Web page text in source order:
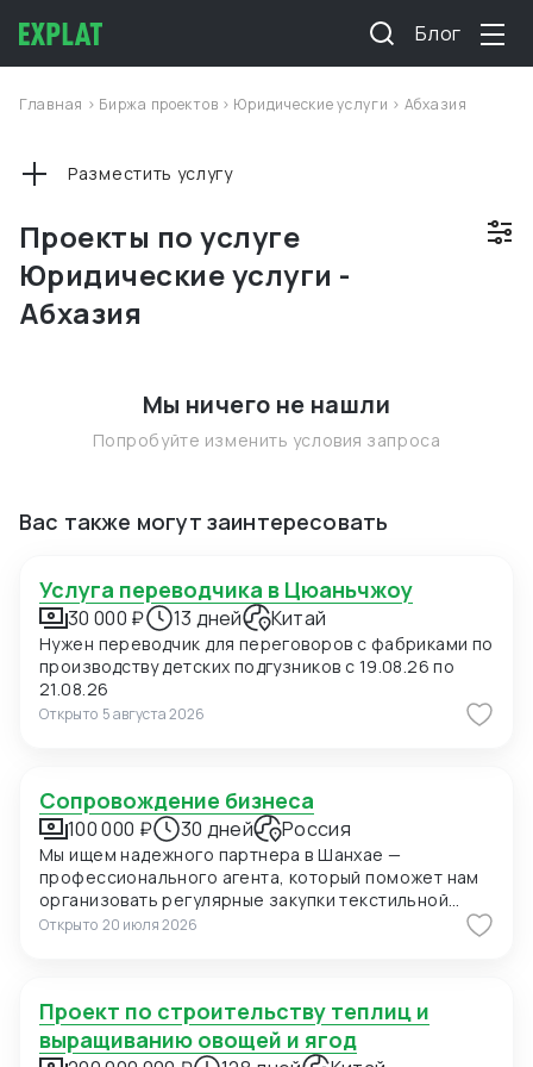
Блог
Главная > Биржа проектов > Юридические услуги > Абхазия
Проекты по услуге
Юридические услуги -
Абхазия
Разместить услугу
Мы ничего не нашли
Попробуйте изменить условия запроса
Вас также могут заинтересовать
Услуга переводчика в Цюаньчжоу
30 000 ₽ 13 дней Китай
Нужен переводчик для переговоров с фабриками по
производству детских подгузников с 19.08.26 по
21.08.26
Открыто 5 августа 2026
Сопровождение бизнеса
100 000 ₽ 30 дней Россия
Мы ищем надежного партнера в Шанхае —
профессионального агента, который поможет нам
организовать регулярные закупки текстильной
продукции и фурнитуры в Китае. В ближайшее время
мы планируем приехать в Шанхай для личных встреч
и поиск подходящих фабрик. Конкретно сейчас нас
интересуют позиции: 1. Вешалки пластиковые для
мужских костюмов с возможностью нанесения
Открыто 20 июля 2026
Проект по строительству теплиц и
выращиванию овощей и ягод